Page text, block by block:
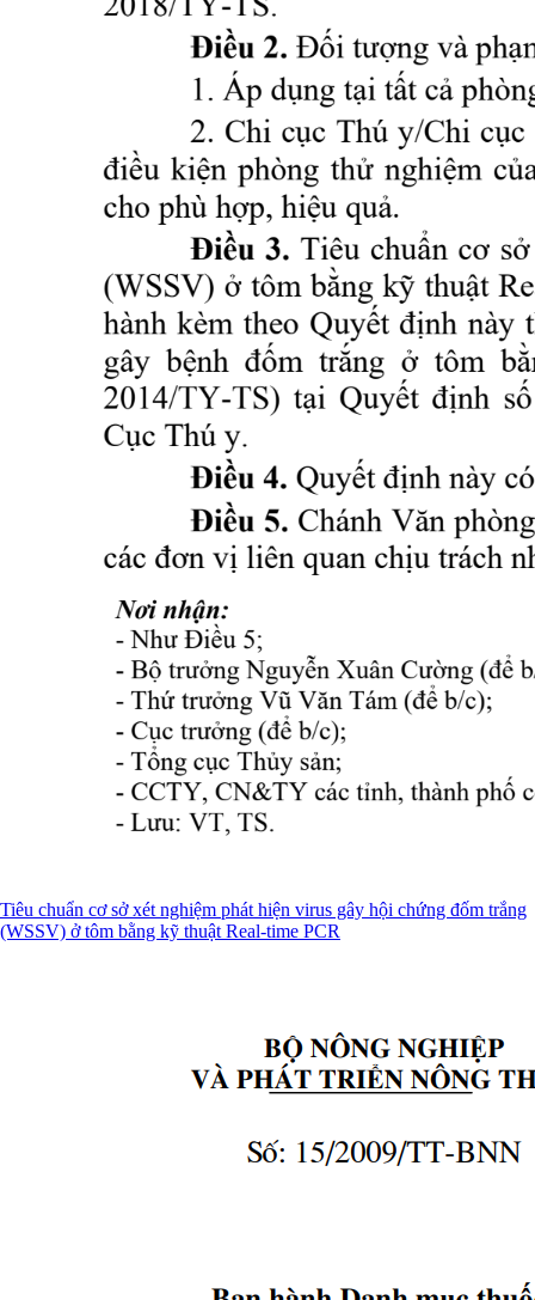
Tiêu chuẩn cơ sở xét nghiệm phát hiện virus gây hội chứng đốm trắng
(WSSV) ở tôm bằng kỹ thuật Real-time PCR